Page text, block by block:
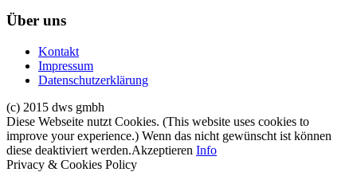
Über uns
Kontakt
Impressum
Datenschutzerklärung
(c) 2015 dws gmbh
Diese Webseite nutzt Cookies. (This website uses cookies to
improve your experience.) Wenn das nicht gewünscht ist können
diese deaktiviert werden.Akzeptieren Info
Privacy & Cookies Policy